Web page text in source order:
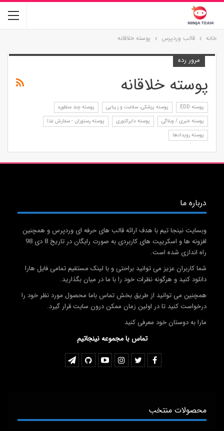
خانه قالب وردپرس پوسته خلاقانه
مرور رده
پوسته خلاقانه
پوسته EDD پوسته پزشکی، سلامت و زیبایی
پوسته چند منظوره
پوسته خبری / وبلاگی
پوسته دایرکتوری
پوسته رستوران - سفارش غذا
پوسته رویدادها
درباره ما
وبسایت نینجا تیم با هدف ارائه قالب های حرفه ای وردپرس و همچنین
افزونه ها و اسکریپت های کاربردی به صورت رایگان در تاریخ 8 دی 98
راه اندازی شده است.
شما کاربران عزیز می توانید براحتی و با لینک مستقیم تمامی فایل هارا
دانلود کنید و هرگونه نظرات خود را با ما در میان بگذارید.
همچنین می توانید از طریق بخش تماس باما محصول مورد نظر خود را
درخواست کنید تا در اولین زمان ممکن درون سایت قرار گیرد.
مارا به دوستان خود معرفی کنید
تماس با مجموعه نینجاتیم
محصولات منتخب